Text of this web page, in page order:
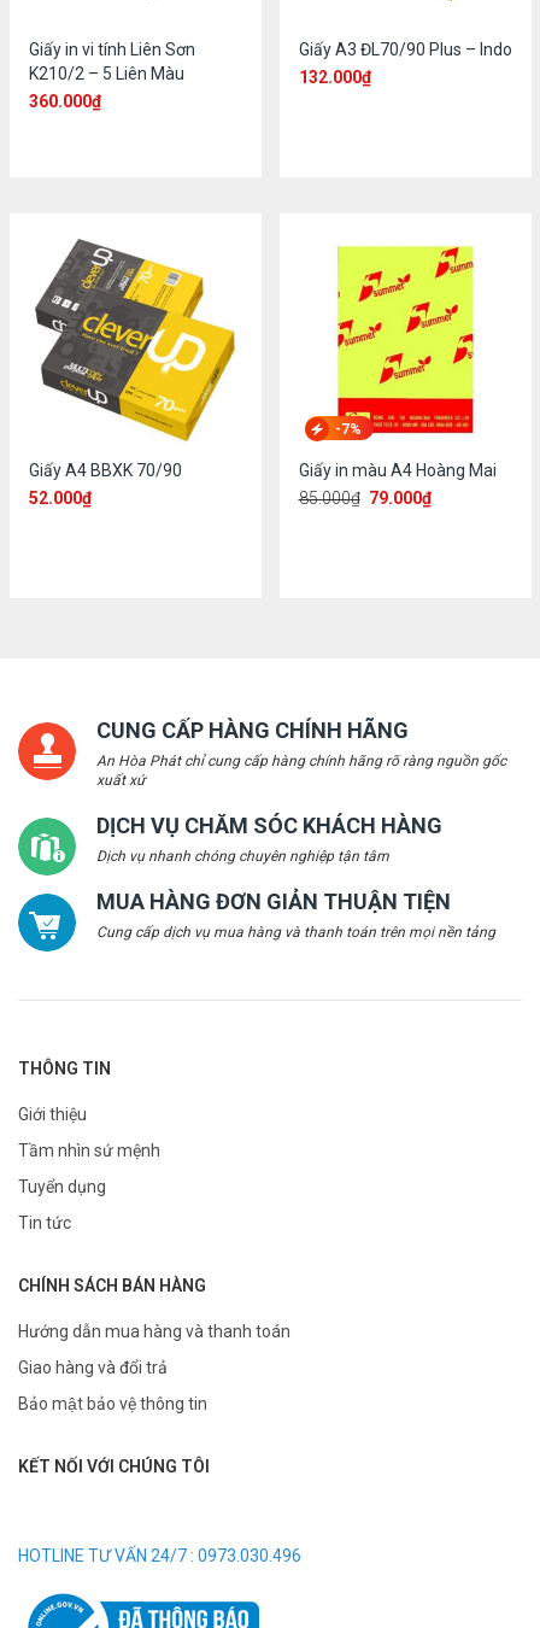
Giấy in vi tính Liên Sơn
K210/2 – 5 Liên Màu
360.000₫
Giấy A3 ĐL70/90 Plus – Indo
132.000₫
Giấy A4 BBXK 70/90
52.000₫
-7%
Giấy in màu A4 Hoàng Mai
85.000₫ 79.000₫
CUNG CẤP HÀNG CHÍNH HÃNG
An Hòa Phát chỉ cung cấp hàng chính hãng rõ ràng nguồn gốc
xuất xứ
DỊCH VỤ CHĂM SÓC KHÁCH HÀNG
Dịch vụ nhanh chóng chuyên nghiệp tận tâm
MUA HÀNG ĐƠN GIẢN THUẬN TIỆN
Cung cấp dịch vụ mua hàng và thanh toán trên mọi nền tảng
THÔNG TIN
Giới thiệu
Tầm nhìn sứ mệnh
Tuyển dụng
Tin tức
CHÍNH SÁCH BÁN HÀNG
Hướng dẫn mua hàng và thanh toán
Giao hàng và đổi trả
Bảo mật bảo vệ thông tin
KẾT NỐI VỚI CHÚNG TÔI
HOTLINE TƯ VẤN 24/7 : 0973.030.496